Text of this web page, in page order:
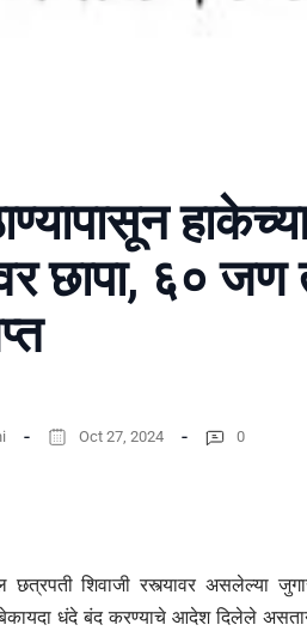
छापा, ६० जण
Oct 27, 2024 0
छत्रपती शिवाजी रस्त्यावर असलेल्या
धंदे बंद करण्याचे आदेश दिलेले